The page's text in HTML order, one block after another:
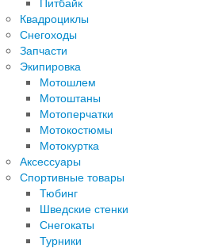
Квадроциклы
Снегоходы
Запчасти
Экипировка
Мотошлем
Мотоштаны
Мотоперчатки
Мотокостюмы
Мотокуртка
Аксессуары
Спортивные товары
Тюбинг
Шведские стенки
Снегокаты
Турники